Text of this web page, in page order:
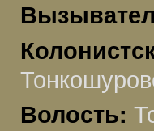
Волость: